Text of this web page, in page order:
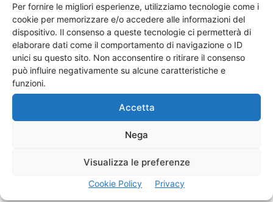
Per fornire le migliori esperienze, utilizziamo tecnologie come i
cookie per memorizzare e/o accedere alle informazioni del
dispositivo. Il consenso a queste tecnologie ci permetterà di
elaborare dati come il comportamento di navigazione o ID
unici su questo sito. Non acconsentire o ritirare il consenso
può influire negativamente su alcune caratteristiche e
funzioni.
Accetta
Nega
Visualizza le preferenze
Cookie Policy Privacy
Maria Thorpe
Chief Support Officer